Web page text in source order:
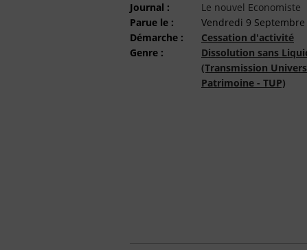
Journal :
Le nouvel Economiste
Parue le :
Vendredi 9 Septembre
Démarche :
Cessation d'activité
Genre :
Dissolution sans
(Transmission
Patrimoine - TUP)